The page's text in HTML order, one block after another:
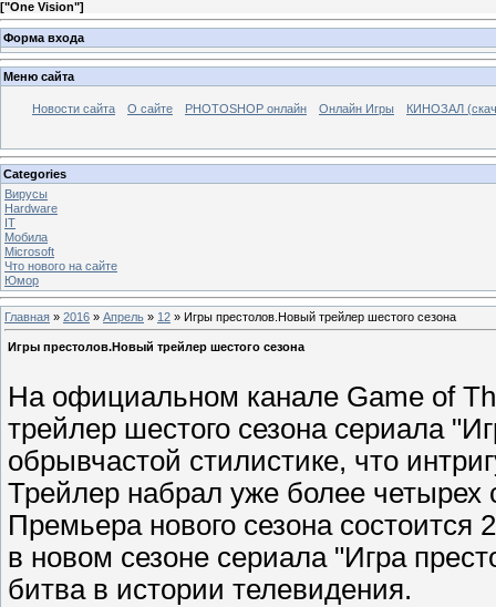
["One Vision"]
Форма входа
Меню сайта
Новости сайта О сайте PHOTOSHOP онлайн Онлайн Игры КИНОЗАЛ
Categories
Вирусы
Hardware
IT
Мобила
Microsoft
Что нового на сайте
Юмор
Главная » 2016 » Апрель » 12 » Игры престолов.Новый трейлер шестого сезона
Игры престолов.Новый трейлер шестого сезона
На официальном канале Game of
трейлер шестого сезона сериала
обрывчастой стилистике, что
Трейлер набрал уже более
Премьера нового сезона состоится
в новом сезоне сериала "Игра
битва в истории телевидения.